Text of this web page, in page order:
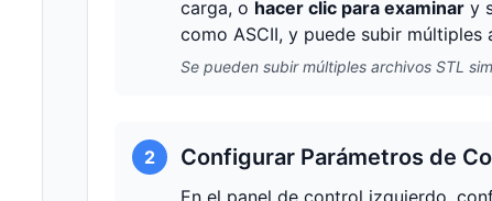
carga, o hacer clic para examinar y
como ASCII, y puede subir
Se pueden subir múltiples archivos STL
2 Configurar Parámetros de
En el panel de control izquierdo,